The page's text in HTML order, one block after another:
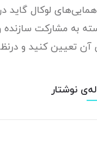
لوکال گاید
به مشارکت
آن تعیین کنید و
نوشتار